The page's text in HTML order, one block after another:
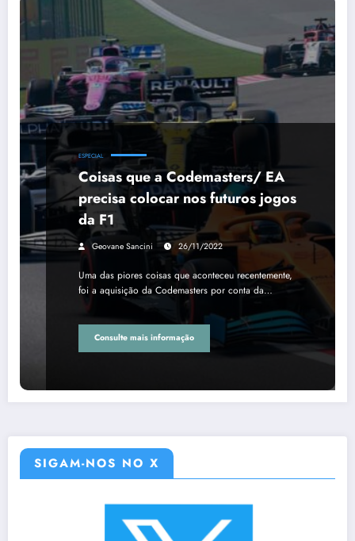
ESPECIAL
Coisas que a Codemasters/ EA
precisa colocar nos futuros jogos
da F1
Geovane Sancini 26/11/2022
Uma das piores coisas que aconteceu recentemente,
foi a aquisição da Codemasters por conta da…
Consulte mais informação
SIGAM-NOS NO X